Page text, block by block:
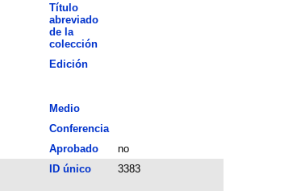
Título
abreviado
de la
colección
Edición
Medio
Conferencia
Aprobado
no
ID único 3383